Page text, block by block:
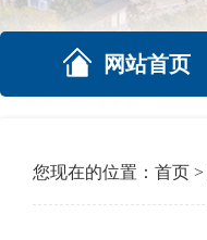
网站首页
您现在的位置： 首页 >